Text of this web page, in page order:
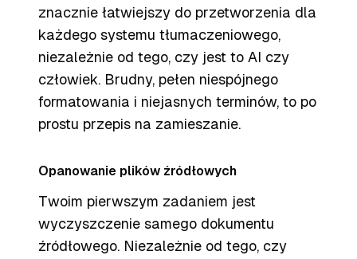
znacznie łatwiejszy do przetworzenia dla
każdego systemu tłumaczeniowego,
niezależnie od tego, czy jest to AI czy
człowiek. Brudny, pełen niespójnego
formatowania i niejasnych terminów, to po
prostu przepis na zamieszanie.
Opanowanie plików źródłowych
Twoim pierwszym zadaniem jest
wyczyszczenie samego dokumentu
źródłowego. Niezależnie od tego, czy